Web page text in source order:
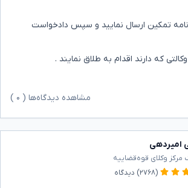
تمکین ارسال نمایید و سپس دادخواست
که دارند اقدام به طلاق نمایند .
مشاهده دیدگاه‌ها ( ۰
امیردهی
مرکز وکلای قوه‌قضاییه
(۲۷۶۸) دیدگاه